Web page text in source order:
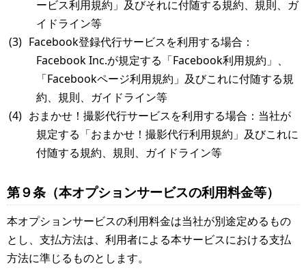
ービス利用規約」及びそれに付随する規約、規則、ガ
イドライン等
Facebook登録代行サービスを利用する場合：
Facebook Inc.が規定する「Facebook利用規約」、
「Facebookページ利用規約」及びこれに付随する規
約、規則、ガイドライン等
おまかせ！撮影代行サービスを利用する場合：当社が
規定する「おまかせ！撮影代行利用規約」及びこれに
付随する規約、規則、ガイドライン等
第９条（本オプションサービスの利用料金等）
本オプションサービスの利用料金は当社が別途定めるもの
とし、支払方法は、利用者による本サービスにおける支払
方法に準じるものとします。